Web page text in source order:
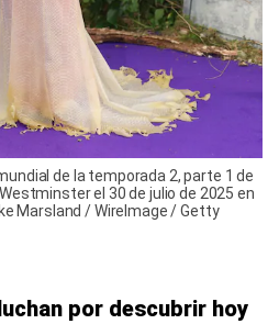
de la temporada 2, parte 1 de
el 30 de julio de 2025 en
Marsland / WireImage / Getty
por descubrir hoy